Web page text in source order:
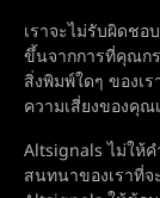
เราจะไม่รับผิดชอ
ขึ้นจากการที่คุณก
สิ่งพิมพ์ใดๆ ของเ
ความเสี่ยงของคุณ
Altsignals ไม่ให้
สนทนาของเราที่